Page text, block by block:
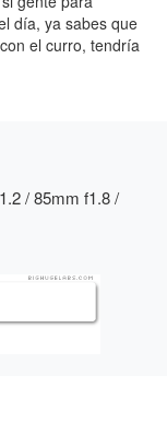
día, ya sabes que
el curro, tendría
/ 85mm f1.8 /